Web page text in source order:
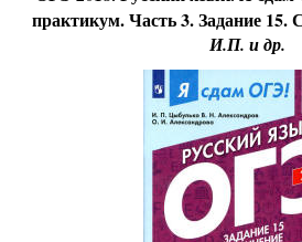
практикум. Часть 3. Задание 15.
И.П. и др.